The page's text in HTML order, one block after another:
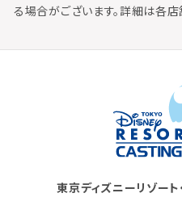
る場合がございます。詳細は各
東京ディズニーリゾート